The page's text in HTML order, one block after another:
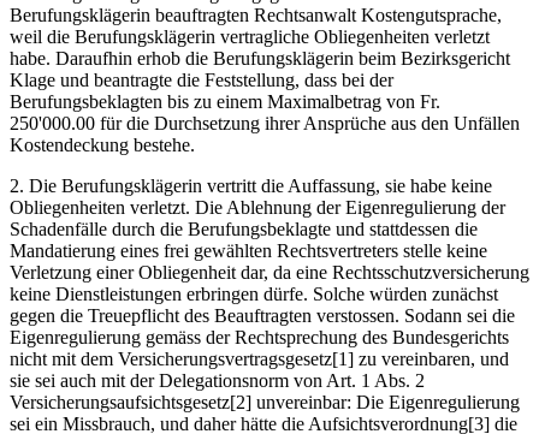
Berufungsklägerin beauftragten Rechtsanwalt Kostengutsprache,
weil die Berufungsklägerin vertragliche Obliegenheiten verletzt
habe. Daraufhin erhob die Berufungsklägerin beim Bezirksgericht
Klage und beantragte die Feststellung, dass bei der
Berufungsbeklagten bis zu einem Maximalbetrag von Fr.
250'000.00 für die Durchsetzung ihrer Ansprüche aus den Unfällen
Kostendeckung bestehe.
2. Die Berufungsklägerin vertritt die Auffassung, sie habe keine
Obliegenheiten verletzt. Die Ablehnung der Eigenregulierung der
Schadenfälle durch die Berufungsbeklagte und stattdessen die
Mandatierung eines frei gewählten Rechtsvertreters stelle keine
Verletzung einer Obliegenheit dar, da eine Rechtsschutzversicherung
keine Dienstleistungen erbringen dürfe. Solche würden zunächst
gegen die Treuepflicht des Beauftragten verstossen. Sodann sei die
Eigenregulierung gemäss der Rechtsprechung des Bundesgerichts
nicht mit dem Versicherungsvertragsgesetz[1] zu vereinbaren, und
sie sei auch mit der Delegationsnorm von Art. 1 Abs. 2
Versicherungsaufsichtsgesetz[2] unvereinbar: Die Eigenregulierung
sei ein Missbrauch, und daher hätte die Aufsichtsverordnung[3] die